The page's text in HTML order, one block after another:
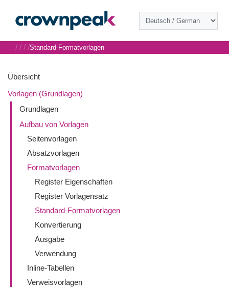
Übersicht
Vorlagen (Grundlagen)
Grundlagen
Aufbau von Vorlagen
Seitenvorlagen
Absatzvorlagen
Formatvorlagen
Register Eigenschaften
Register Vorlagensatz
Standard-Formatvorlagen
Konvertierung
Ausgabe
Verwendung
Inline-Tabellen
Verweisvorlagen
/ / / /Standard-Formatvorlagen